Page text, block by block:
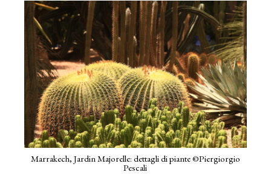
Marrakech, Jardin Majorelle: dettagli di piante ©Piergiorgio
Pescali